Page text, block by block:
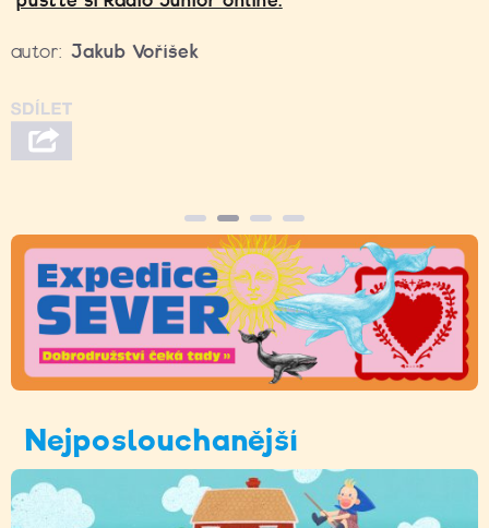
autor: Jakub Voříšek
Nejposlouchanější